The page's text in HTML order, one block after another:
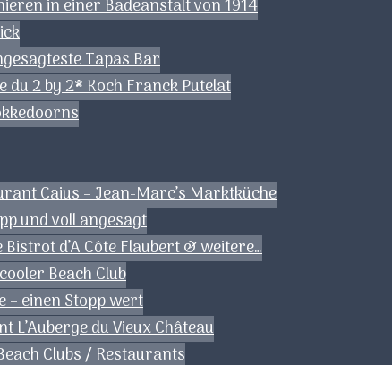
in einer Badeanstalt von 1914
Tapas Bar
2 by 2* Koch Franck Putelat
Caius – Jean-Marc’s Marktküche
und voll angesagt
d’A Côte Flaubert & weitere…
Beach Club
– einen Stopp wert
du Vieux Château
Clubs / Restaurants